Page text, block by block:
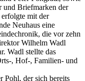
und Briefmarken der
mit der
Neuhaus eine
die vor zehn
Wilhelm Wadl
Wadl stellte das
, Hof-, Familien- und
Pohl, der sich bereits